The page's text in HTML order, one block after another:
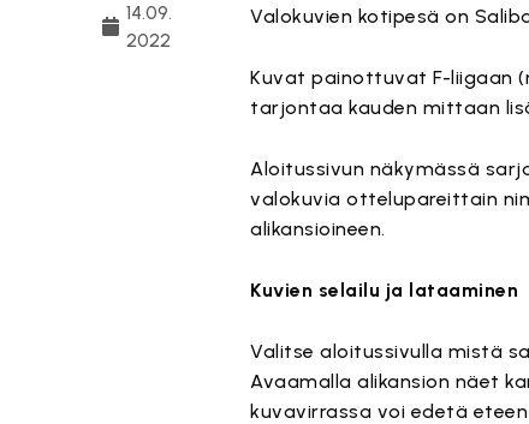
14.09.
2022
Valokuvien kotipesä on
Kuvat painottuvat F-liigaan
tarjontaa kauden mittaan
Aloitussivun näkymässä
valokuvia ottelupareittain
alikansioineen.
Kuvien selailu ja lataaminen
Valitse aloitussivulla mistä
Avaamalla alikansion näet
kuvavirrassa voi edetä